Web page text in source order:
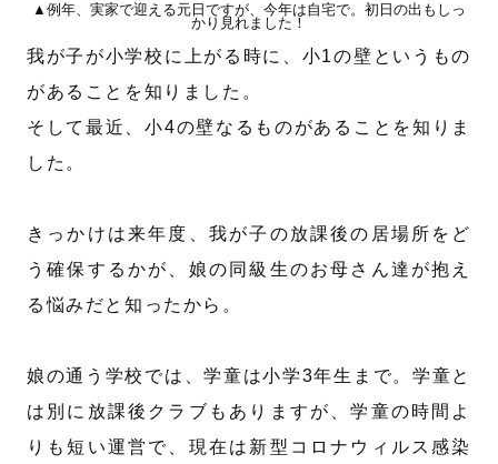
▲例年、実家で迎える元日ですが、今年は自宅で。初日の出もしっ
かり見れました！
我が子が小学校に上がる時に、小1の壁というもの
があることを知りました。
そして最近、小4の壁なるものがあることを知りま
した。
きっかけは来年度、我が子の放課後の居場所をど
う確保するかが、娘の同級生のお母さん達が抱え
る悩みだと知ったから。
娘の通う学校では、学童は小学3年生まで。学童と
は別に放課後クラブもありますが、学童の時間よ
りも短い運営で、現在は新型コロナウィルス感染